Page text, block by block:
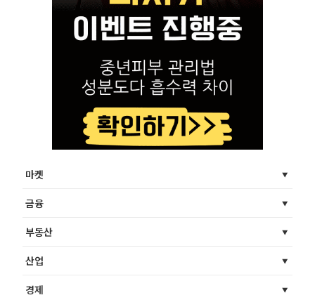
마켓
금융
부동산
산업
경제